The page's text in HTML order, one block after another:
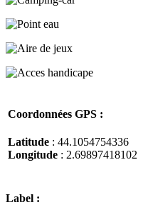
Coordonnées GPS :
Latitude : 44.1054754336
Longitude : 2.69897418102
Label :